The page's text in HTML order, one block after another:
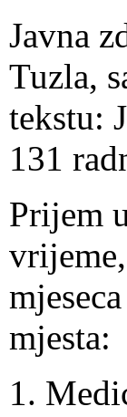
Javna
Tuzla,
tekstu:
131
Prijem
mjesta:
1.